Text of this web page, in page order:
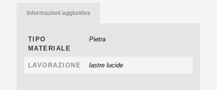
Informazioni aggiuntive
TIPO
MATERIALE
Pietra
LAVORAZIONE lastre lucide